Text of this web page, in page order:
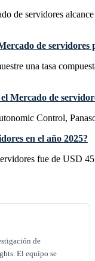
de servidores
de servidores
una tasa
Mercado de
Control,
en el año 2025?
fue de USD
de
El equipo se